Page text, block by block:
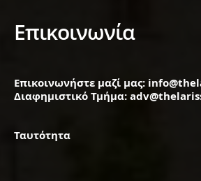
Επικοινωνία
Επικοινωνήστε μαζί μας:
Διαφημιστικό Τμήμα:
Ταυτότητα